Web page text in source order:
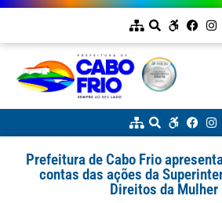
Prefeitura de Cabo Frio
contas das ações da
Direitos da Mulher